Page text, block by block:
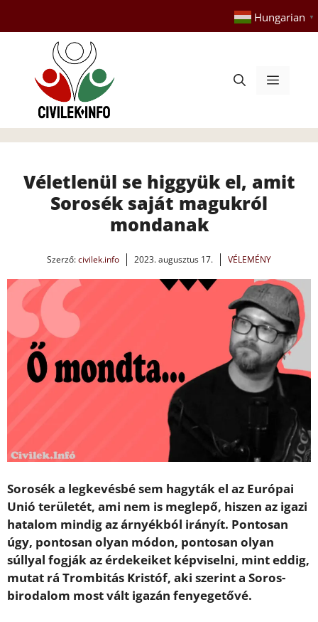
tartalomba
Hungarian ▼
Menü
Véletlenül se higgyük el, amit
Sorosék saját magukról
mondanak
Szerző:civilek.info 2023. augusztus 17. VÉLEMÉNY
Sorosék a legkevésbé sem hagyták el az Európai
Unió területét, ami nem is meglepő, hiszen az igazi
hatalom mindig az árnyékból irányít. Pontosan
úgy, pontosan olyan módon, pontosan olyan
súllyal fogják az érdekeiket képviselni, mint eddig,
mutat rá Trombitás Kristóf, aki szerint a Soros-
birodalom most vált igazán fenyegetővé.